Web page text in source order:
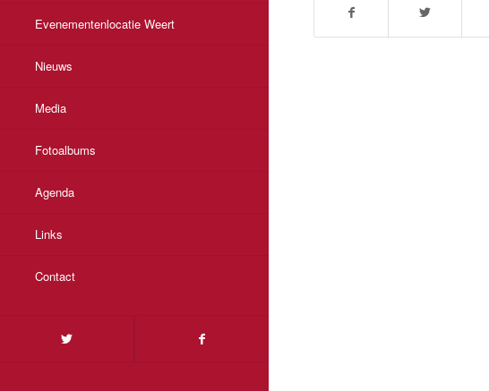
Evenementenlocatie Weert
Nieuws
Media
Fotoalbums
Agenda
Links
Contact